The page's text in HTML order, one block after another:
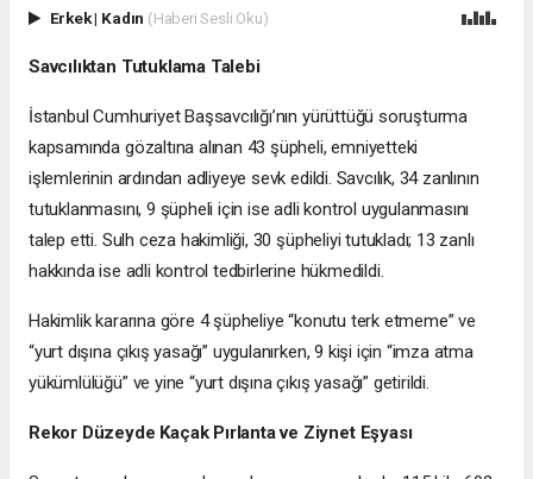
Erkek| Kadın (Haberi Sesli Oku)
Savcılıktan Tutuklama Talebi
İstanbul Cumhuriyet Başsavcılığı’nın yürüttüğü soruşturma
kapsamında gözaltına alınan 43 şüpheli, emniyetteki
işlemlerinin ardından adliyeye sevk edildi. Savcılık, 34 zanlının
tutuklanmasını, 9 şüpheli için ise adli kontrol uygulanmasını
talep etti. Sulh ceza hakimliği, 30 şüpheliyi tutukladı; 13 zanlı
hakkında ise adli kontrol tedbirlerine hükmedildi.
Hakimlik kararına göre 4 şüpheliye “konutu terk etmeme” ve
“yurt dışına çıkış yasağı” uygulanırken, 9 kişi için “imza atma
yükümlülüğü” ve yine “yurt dışına çıkış yasağı” getirildi.
Rekor Düzeyde Kaçak Pırlanta ve Ziynet Eşyası